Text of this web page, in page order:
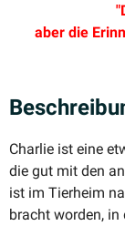
aber die
Charlie ist eine
die gut mit den
ist im Tierheim
bracht worden, in